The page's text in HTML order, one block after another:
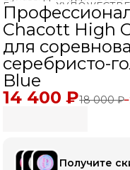
Главная ›
Chacott High
для
серебристо-
Blue
14 400 ₽18 000 ₽−
Получите